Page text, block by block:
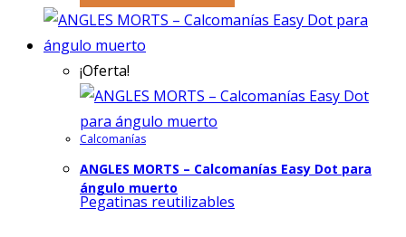
¡Oferta!
Calcomanías
ANGLES MORTS – Calcomanías Easy Dot para
ángulo muerto
Pegatinas reutilizables